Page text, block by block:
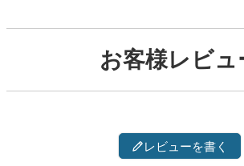
お客様レビュ
レビューを書く